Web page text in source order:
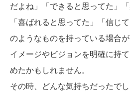
だよね」「できると思ってた」
「喜ばれると思ってた」「信じ
のようなものを持っている場合が
イメージやビジョンを明確に持
めたかもしれません。
その時、どんな気持ちだったで